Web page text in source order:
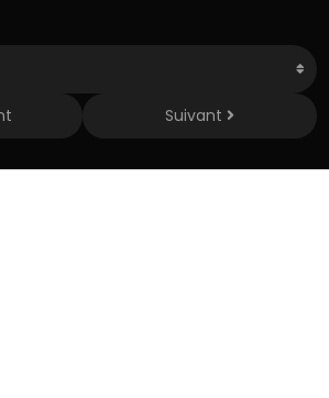
Suivant